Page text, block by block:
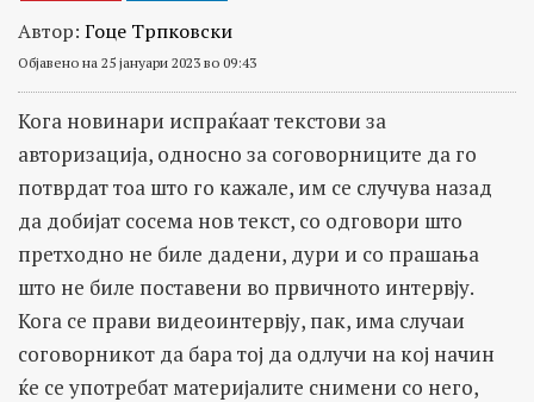
Автор: Гоце Трпковски
Објавено на 25 јануари 2023 во 09:43
Кога новинари испраќаат текстови за
авторизација, односно за соговорниците да го
потврдат тоа што го кажале, им се случува назад
да добијат сосема нов текст, со одговори што
претходно не биле дадени, дури и со прашања
што не биле поставени во првичното интервју.
Кога се прави видеоинтервју, пак, има случаи
соговорникот да бара тој да одлучи на кој начин
ќе се употребат материјалите снимени со него,